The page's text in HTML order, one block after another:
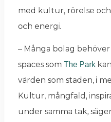
med kultur, rörelse
och energi.
– Många bolag
spaces somThe Park
värden som staden, i
Kultur, mångfald,
under samma tak,